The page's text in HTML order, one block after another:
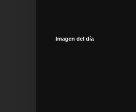
Imagen del día